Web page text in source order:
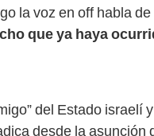
la voz en off habla
que ya haya
del Estado
desde la asunción